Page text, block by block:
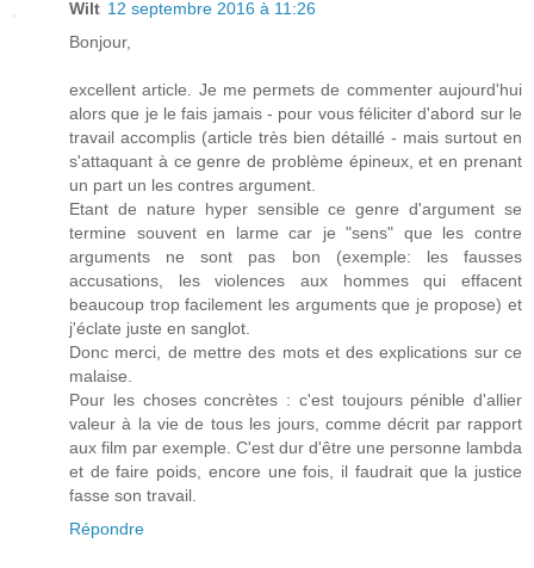
Wilt 12 septembre 2016 à 11:26
Bonjour,
excellent article. Je me permets de commenter aujourd'hui
alors que je le fais jamais - pour vous féliciter d'abord sur le
travail accomplis (article très bien détaillé - mais surtout en
s'attaquant à ce genre de problème épineux, et en prenant
un part un les contres argument.
Etant de nature hyper sensible ce genre d'argument se
termine souvent en larme car je "sens" que les contre
arguments ne sont pas bon (exemple: les fausses
accusations, les violences aux hommes qui effacent
beaucoup trop facilement les arguments que je propose) et
j'éclate juste en sanglot.
Donc merci, de mettre des mots et des explications sur ce
malaise.
Pour les choses concrètes : c'est toujours pénible d'allier
valeur à la vie de tous les jours, comme décrit par rapport
aux film par exemple. C'est dur d'être une personne lambda
et de faire poids, encore une fois, il faudrait que la justice
fasse son travail.
Répondre